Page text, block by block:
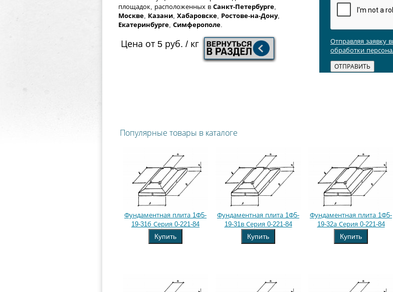
площадок, расположенных в Санкт-Петербурге,
Москве, Казани, Хабаровске, Ростове-на-Дону,
Екатеринбурге, Симферополе.
Цена от 5 руб. / кг
Отправляя заявку
обработки
Популярные товары в каталоге
Фундаментная плита 1Ф5-
19-31б Серия 0-221-84
Купить
Фундаментная плита 1Ф5-
19-31в Серия 0-221-84
Купить
Фундаментная плита 1Ф5-
19-32а Серия 0-221-84
Купить